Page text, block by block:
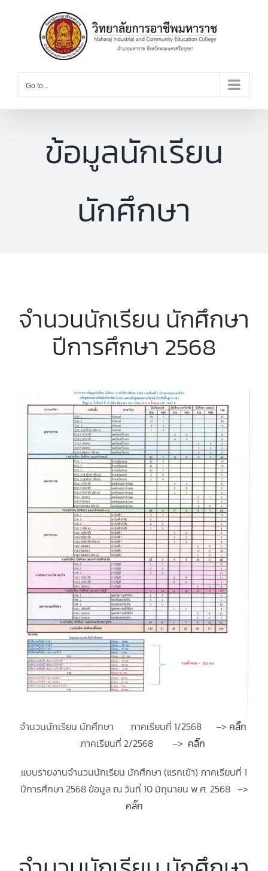
Go to...
ข้อมูลนักเรียน
นักศึกษา
จำนวนนักเรียน นักศึกษา
ปีการศึกษา 2568
จำนวนนักเรียน นักศึกษา ภาคเรียนที่ 1/2568 –> คลิ๊ก
ภาคเรียนที่ 2/2568 –> คลิ๊ก
แบบรายงานจำนวนนักเรียน นักศึกษา (แรกเข้า) ภาคเรียนที่ 1
ปีการศึกษา 2568 ข้อมูล ณ วันที่ 10 มิถุนายน พ.ศ. 2568 –>
คลิ๊ก